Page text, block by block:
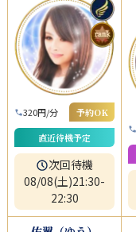
320円/分
予約OK
直近待機予定
次回待機
08/08(土)21:30-
22:30